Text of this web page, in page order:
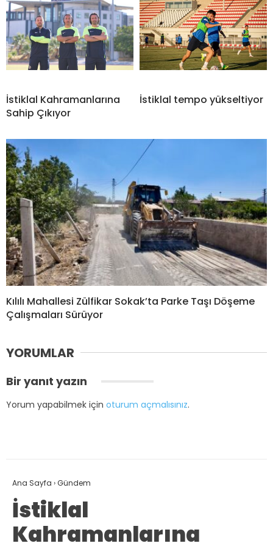
İstiklal Kahramanlarına
Sahip Çıkıyor
İstiklal tempo yükseltiyor
Kılılı Mahallesi Zülfikar Sokak’ta Parke Taşı Döşeme
Çalışmaları Sürüyor
YORUMLAR
Bir yanıt yazın
Yorum yapabilmek için oturum açmalısınız.
Ana Sayfa ›Gündem
İstiklal
Kahramanlarına